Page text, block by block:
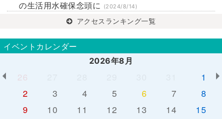
の生活用水確保念頭に (2024/8/14)
アクセスランキング一覧
イベントカレンダー
2026年8月
26
1
2
3 4 5 6 7
8
9
10 11 12 13 14
15